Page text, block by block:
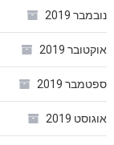
נובמבר 2019
אוקטובר 2019
ספטמבר 2019
אוגוסט 2019